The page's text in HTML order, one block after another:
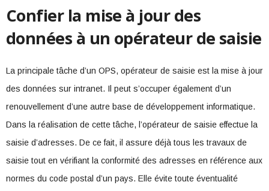
Confier la mise à jour des
données à un opérateur de saisie
La principale tâche d’un OPS, opérateur de saisie est la mise à jour
des données sur intranet. Il peut s’occuper également d’un
renouvellement d’une autre base de développement informatique.
Dans la réalisation de cette tâche, l’opérateur de saisie effectue la
saisie d’adresses. De ce fait, il assure déjà tous les travaux de
saisie tout en vérifiant la conformité des adresses en référence aux
normes du code postal d’un pays. Elle évite toute éventualité